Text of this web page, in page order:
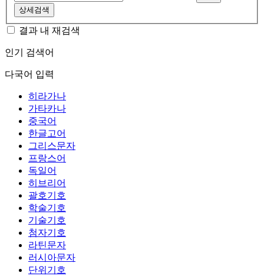
상세검색
결과 내 재검색
인기 검색어
다국어 입력
히라가나
가타카나
중국어
한글고어
그리스문자
프랑스어
독일어
히브리어
괄호기호
학술기호
기술기호
첨자기호
라틴문자
러시아문자
단위기호